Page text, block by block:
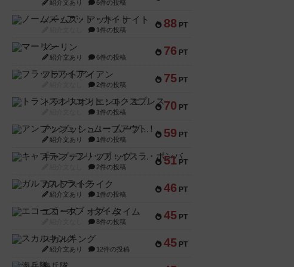
紹介文あり 6件の投稿
88 PT
ノームズ・アット・ナイト
1件の投稿
76 PT
マーリン
紹介文あり 6件の投稿
75 PT
フラットアイアン
2件の投稿
70 PT
トランスオリエント・エクスプレス
1件の投稿
59 PT
アンブッシュ！：ムーブアウト！
紹介文あり 1件の投稿
51 PT
キャプテン・フリップ：イスラ・ボンバ
2件の投稿
46 PT
ガルフストライク
紹介文あり 1件の投稿
45 PT
エコーズ・オブ・タイム
8件の投稿
45 PT
スカルキング
紹介文あり 12件の投稿